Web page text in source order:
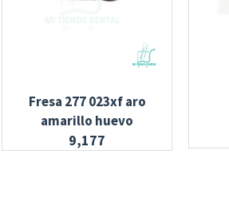
Fresa 277 023xf aro
amarillo huevo
9,177